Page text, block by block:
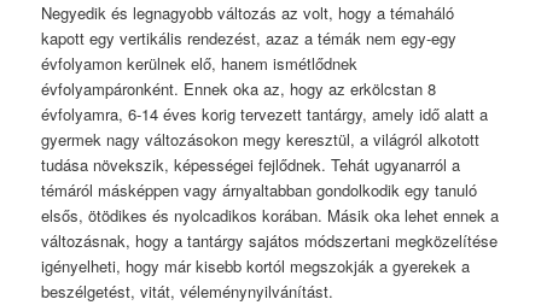
Negyedik és legnagyobb változás az volt, hogy a témaháló
kapott egy vertikális rendezést, azaz a témák nem egy-egy
évfolyamon kerülnek elő, hanem ismétlődnek
évfolyampáronként. Ennek oka az, hogy az erkölcstan 8
évfolyamra, 6-14 éves korig tervezett tantárgy, amely idő alatt a
gyermek nagy változásokon megy keresztül, a világról alkotott
tudása növekszik, képességei fejlődnek. Tehát ugyanarról a
témáról másképpen vagy árnyaltabban gondolkodik egy tanuló
elsős, ötödikes és nyolcadikos korában. Másik oka lehet ennek a
változásnak, hogy a tantárgy sajátos módszertani megközelítése
igényelheti, hogy már kisebb kortól megszokják a gyerekek a
beszélgetést, vitát, véleménynyilvánítást.